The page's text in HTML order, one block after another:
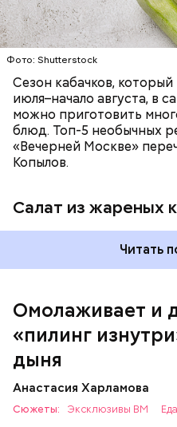
Фото: Shutterstock
Сезон кабачков,
июля–начало августа, в
можно приготовить
блюд. Топ-5 необычных
«Вечерней Москве»
Копылов.
Салат из жареных
Читать
Омолаживает и
«пилинг
дыня
Анастасия Харламова
Сюжеты: Эксклюзивы ВМ
Еда
ногти и оказывает
витамин С — работает
соединительной
клетчатка —
излишки холестерина,
фолиевая кислота (в
она необходима
чтобы формировалась
плода. Также ее
— В момент стресса он
контролем и
Вред дыни
Фото: Shutterstock